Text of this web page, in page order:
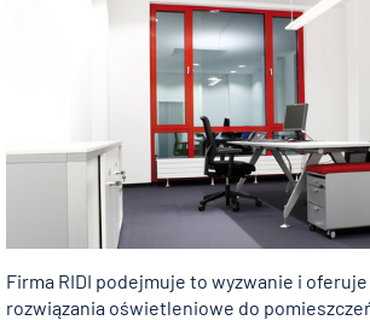
Firma RIDI podejmuje to wyzwanie i
rozwiązania oświetleniowe do